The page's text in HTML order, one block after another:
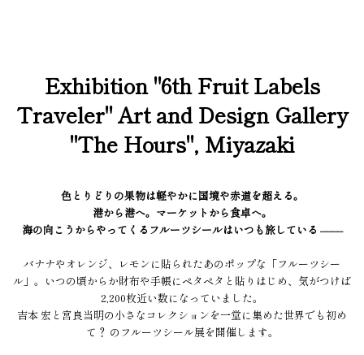
Exhibition "6th Fruit Labels
Traveler" Art and Design Gallery
"The Hours", Miyazaki
色とりどりの果物は軽やかに国境や赤道を超える。
港から港へ。マーケットから食卓へ。
海の向こうからやってくるフルーツシールはいつも旅している ––––
バナナやオレンジ、レモンに貼られたあのポップな「フルーツシー
ル」。いつの頃からか財布や手帳にペタペタと貼りはじめ、気がつけば
2,200枚近い数になっていました。
吉本 宏と宮良当明の小さなコレクションを一堂に集めた世界でも初め
て？ のフルーツシール展を開催します。